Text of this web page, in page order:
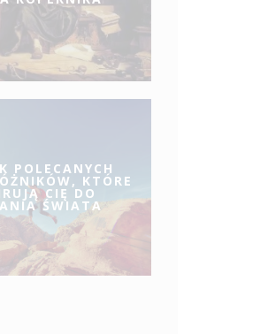
POLECANYCH
KTÓRE
CIĘ DO
ŚWIATA